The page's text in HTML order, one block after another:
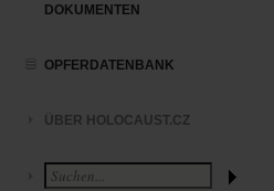
DOKUMENTEN
OPFERDATENBANK
ÜBER HOLOCAUST.CZ